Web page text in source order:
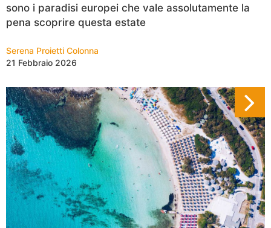
sono i paradisi europei che vale assolutamente la
pena scoprire questa estate
Serena Proietti Colonna
21 Febbraio 2026